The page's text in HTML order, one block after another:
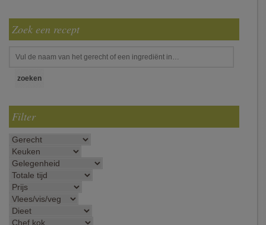
Zoek een recept
Filter